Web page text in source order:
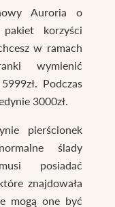
Auroria o
korzyści
w ramach
wymienić
Podczas
3000zł.
pierścionek
ślady
posiadać
znajdowała
mogą one być